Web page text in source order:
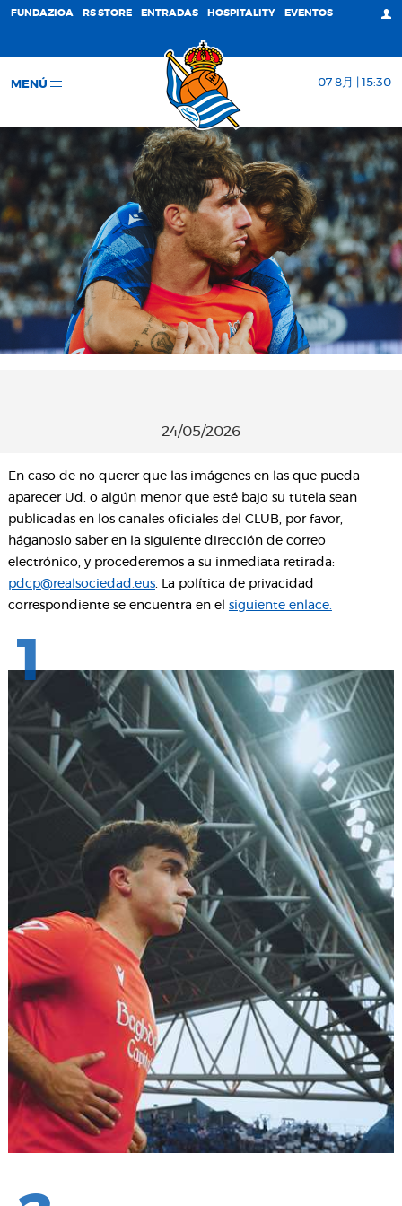
FUNDAZIOA RS STORE ENTRADAS HOSPITALITY EVENTOS
MENÚ 07 8月 | 15:30
24/05/2026
En caso de no querer que las imágenes en las que pueda
aparecer Ud. o algún menor que esté bajo su tutela sean
publicadas en los canales oficiales del CLUB, por favor,
háganoslo saber en la siguiente dirección de correo
electrónico, y procederemos a su inmediata retirada:
pdcp@realsociedad.eus. La política de privacidad
correspondiente se encuentra en el siguiente enlace.
1